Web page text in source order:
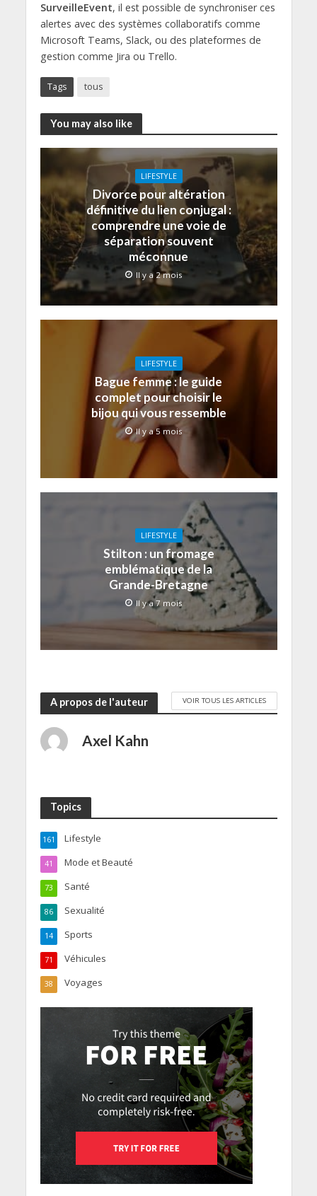
SurveilleEvent, il est possible de synchroniser ces
alertes avec des systèmes collaboratifs comme
Microsoft Teams, Slack, ou des plateformes de
gestion comme Jira ou Trello.
Tags tous
You may also like
LIFESTYLE
Divorce pour altération
définitive du lien conjugal :
comprendre une voie de
séparation souvent
méconnue
Il y a 2 mois
LIFESTYLE
Bague femme : le guide
complet pour choisir le
bijou qui vous ressemble
Il y a 5 mois
LIFESTYLE
Stilton : un fromage
emblématique de la
Grande-Bretagne
Il y a 7 mois
A propos de l'auteur VOIR TOUS LES ARTICLES
Axel Kahn
Topics
Lifestyle
161
Mode et Beauté
41
Santé
73
Sexualité
86
Sports
14
Véhicules
71
Voyages
38